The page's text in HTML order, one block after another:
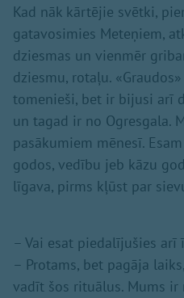
Kad nāk kārtējie svētki,
gatavosimies Meteņiem,
dziesmas un vienmēr
dziesmu, rotaļu.
tomenieši, bet ir bijusi arī
un tagad ir no Ogresgala.
pasākumiem mēnesī.
godos, vedību jeb kāzu
līgava, pirms kļūst par
– Vai esat piedalījušies arī
– Protams, bet pagāja
vadīt šos rituālus. Mums ir